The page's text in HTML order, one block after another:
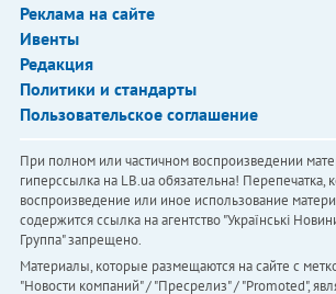
Реклама на сайте
Ивенты
Редакция
Политики и стандарты
Пользовательское соглашение
При полном или частичном воспроизведении
гиперссылка на LB.ua обязательна! Перепечатка,
воспроизведение или иное использование
содержится ссылка на агентство "Українськi
Группа" запрещено.
Материалы, которые размещаются на сайте с
"Новости компаний" / "Пресрелиз" / "Promoted",